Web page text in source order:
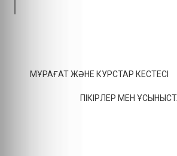
МҰРАҒАТ ЖӘНЕ КУРСТАР КЕСТЕСІ
ПІКІРЛЕР МЕН